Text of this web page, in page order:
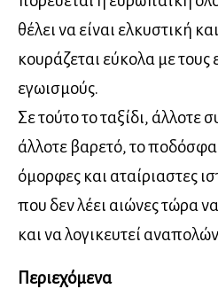
θέλει να είναι ελκυστική
κουράζεται εύκολα με
εγωισμούς.
Σε τούτο το ταξίδι, άλλοτε
άλλοτε βαρετό, το
όμορφες και αταίριαστες
που δεν λέει αιώνες τώρα
και να λογικευτεί
Περιεχόμενα